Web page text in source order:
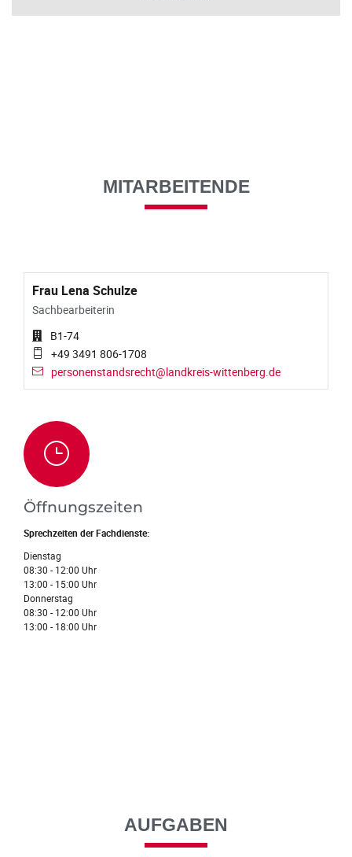
MITARBEITENDE
Frau Lena Schulze
Sachbearbeiterin
B1-74
+49 3491 806-1708
personenstandsrecht@landkreis-wittenberg.de
Öffnungszeiten
Sprechzeiten der Fachdienste:
Dienstag
08:30 - 12:00 Uhr
13:00 - 15:00 Uhr
Donnerstag
08:30 - 12:00 Uhr
13:00 - 18:00 Uhr
AUFGABEN